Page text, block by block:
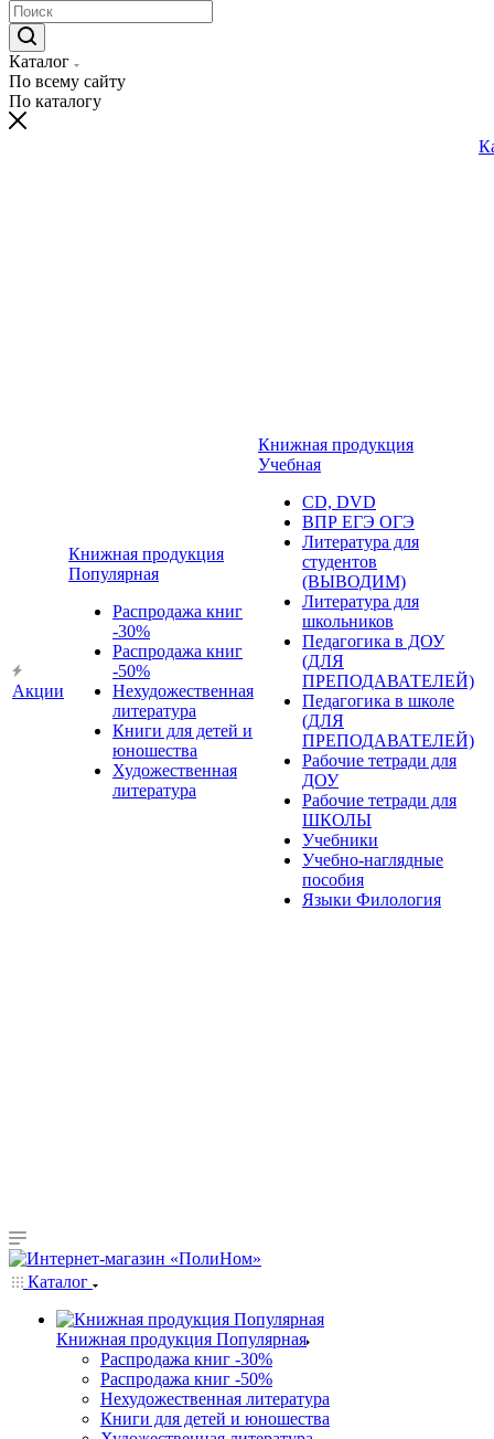
Каталог
По всему сайту
По каталогу
Акции
Книжная продукция
Популярная
Распродажа книг
-30%
Распродажа книг
-50%
Нехудожественная
литература
Книги для детей и
юношества
Художественная
литература
Книжная продукция
Учебная
CD, DVD
ВПР ЕГЭ ОГЭ
Литература для
студентов
(ВЫВОДИМ)
Литература для
школьников
Педагогика в ДОУ
(ДЛЯ
ПРЕПОДАВАТЕЛЕЙ)
Педагогика в школе
(ДЛЯ
ПРЕПОДАВАТЕЛЕЙ)
Рабочие тетради для
ДОУ
Рабочие тетради для
ШКОЛЫ
Учебники
Учебно-наглядные
пособия
Языки Филология
Каталог
Книжная продукция Популярная
Распродажа книг -30%
Распродажа книг -50%
Нехудожественная литература
Книги для детей и юношества